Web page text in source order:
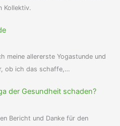
Kollektiv.
meine allererste Yogastunde und
ob ich das schaffe,…
der Gesundheit schaden?
Bericht und Danke für den